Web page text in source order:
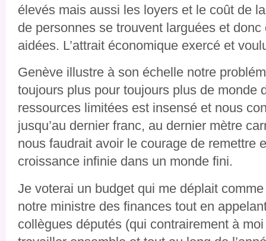
élevés mais aussi les loyers et le coût de
de personnes se trouvent larguées et donc
aidées. L’attrait économique exercé et
Genève illustre à son échelle notre
toujours plus pour toujours plus de monde
ressources limitées est insensé et nous
jusqu’au dernier franc, au dernier mètre
nous faudrait avoir le courage de remettre
croissance infinie dans un monde fini.
Je voterai un budget qui me déplait
notre ministre des finances tout en
collègues députés (qui contrairement à